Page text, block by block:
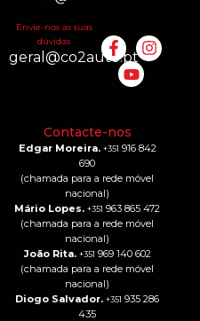
Contacte-nos
Edgar Moreira. +351 916 842
690
(chamada para a rede móvel
nacional)
Mário Lopes. +351 963 865 472
(chamada para a rede móvel
nacional)
João Rita. +351 969 140 602
(chamada para a rede móvel
nacional)
Diogo Salvador. +351 935 286
435
Envie-nos as suas
dúvidas
geral@co2auto.pt